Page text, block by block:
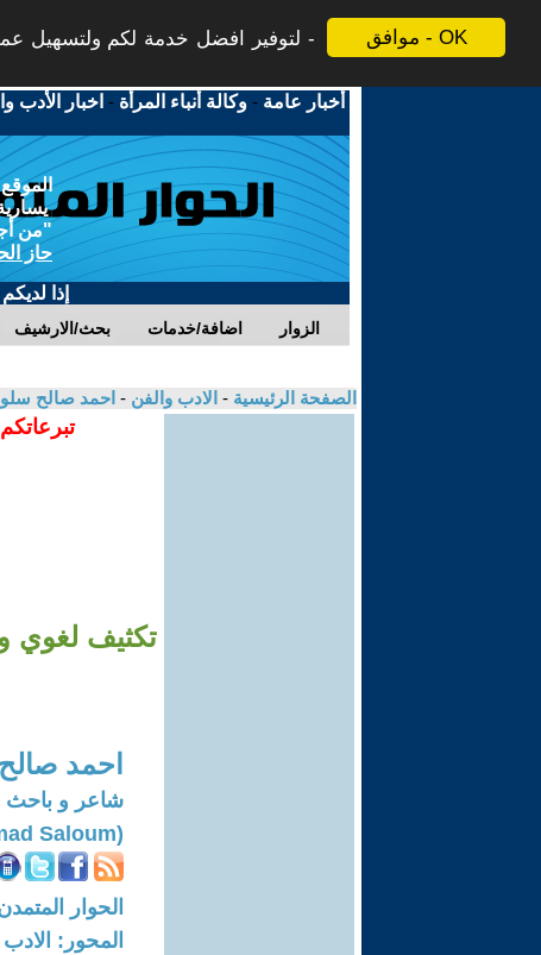
موافق - OK
لتوفير افضل خدمة لكم ولتسهيل
أخبار عامة -وكالة أنباء المرأة - اخبار الأدب
"من
حاز
إذا
بحث/الارشيف اضافة/خدمات الزوار
الصفحة الرئيسية - الادب والفن - احمد صالح
تكثيف لغوي
احمد
شاعر و باحث
(Ahmad Saloum)
الحوار المتمدن-العدد: 8229 -
المحور: